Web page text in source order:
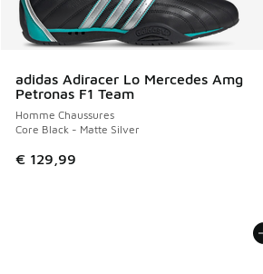
adidas Adiracer Lo Mercedes Amg
Petronas F1 Team
Homme Chaussures
Core Black - Matte Silver
€ 129,99